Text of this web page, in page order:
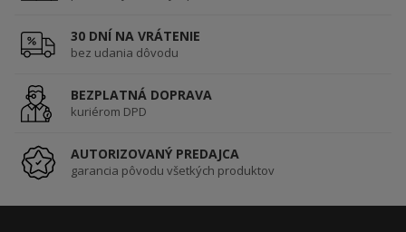
30 DNÍ NA VRÁTENIE
bez udania dôvodu
BEZPLATNÁ DOPRAVA
kuriérom DPD
AUTORIZOVANÝ PREDAJCA
garancia pôvodu všetkých produktov